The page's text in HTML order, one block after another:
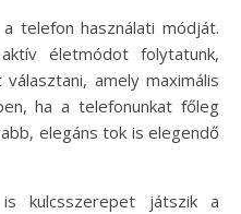
telefon használati módját.
életmódot folytatunk,
amely maximális
ha a telefonunkat főleg
elegáns tok is elegendő
kulcsszerepet játszik a